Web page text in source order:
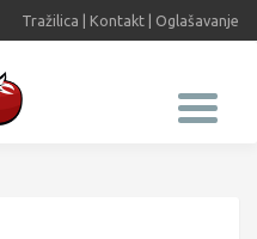
Tražilica Kontakt Oglašavanje